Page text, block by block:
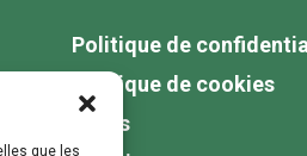
que les
Politique de
Politique de cookies
Tarifs